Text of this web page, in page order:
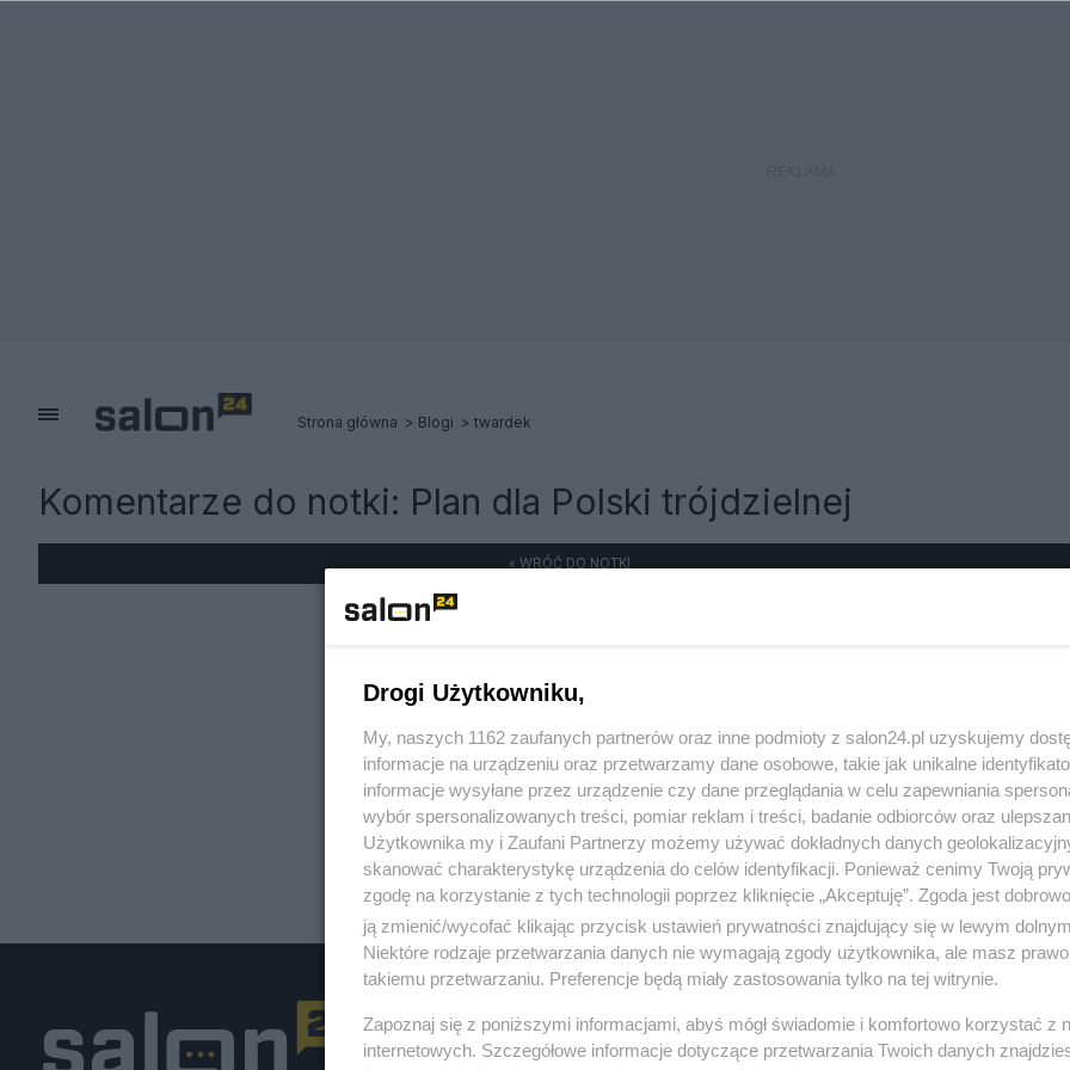
Strona główna Blogi twardek
Komentarze do notki: Plan dla Polski trójdzielnej
« WRÓĆ DO NOTKI
Polityka
Rosja
Gospodarka
Biznes
Drogi Użytkowniku,
My, naszych 1162 zaufanych partnerów oraz inne podmioty z salon24.pl uzyskujemy
informacje na urządzeniu oraz przetwarzamy dane osobowe, takie jak unikalne
informacje wysyłane przez urządzenie czy dane przeglądania w celu zapewniania
wybór spersonalizowanych treści, pomiar reklam i treści, badanie odbiorców oraz
Użytkownika my i Zaufani Partnerzy możemy używać dokładnych danych
skanować charakterystykę urządzenia do celów identyfikacji. Ponieważ cenimy Twoją
zgodę na korzystanie z tych technologii poprzez kliknięcie „Akceptuję”. Zgoda jest
ją zmienić/wycofać klikając przycisk ustawień prywatności znajdujący się w lewym
Niektóre rodzaje przetwarzania danych nie wymagają zgody użytkownika, ale masz
takiemu przetwarzaniu. Preferencje będą miały zastosowania tylko na tej witrynie.
Zapoznaj się z poniższymi informacjami, abyś mógł świadomie i komfortowo korzystać z
internetowych. Szczegółowe informacje dotyczące przetwarzania Twoich danych